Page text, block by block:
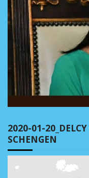
2020-01-
SCHENGEN